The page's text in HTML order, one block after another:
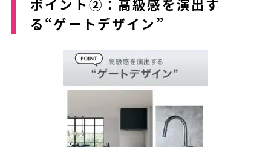
ポイント②：高級感を演出す
る“ゲートデザイン”